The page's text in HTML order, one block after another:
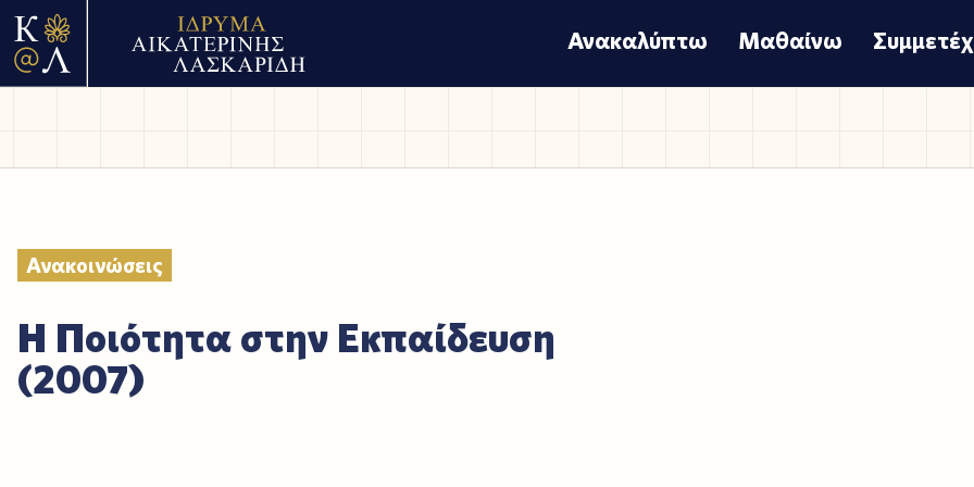
Ανακαλύπτω Μαθαίνω
Ανακοινώσεις
Η Ποιότητα στην Εκπαίδευση
(2007)